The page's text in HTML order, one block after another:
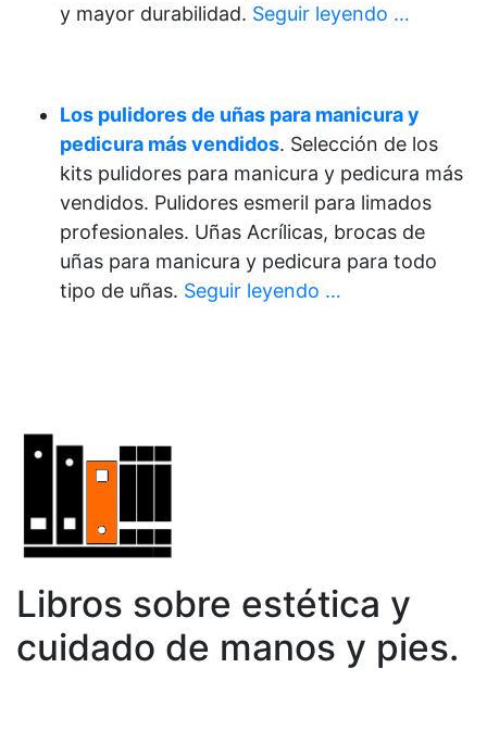
y mayor durabilidad. Seguir leyendo …
Los pulidores de uñas para manicura y
pedicura más vendidos. Selección de los
kits pulidores para manicura y pedicura más
vendidos. Pulidores esmeril para limados
profesionales. Uñas Acrílicas, brocas de
uñas para manicura y pedicura para todo
tipo de uñas. Seguir leyendo …
Libros sobre estética y
cuidado de manos y pies.